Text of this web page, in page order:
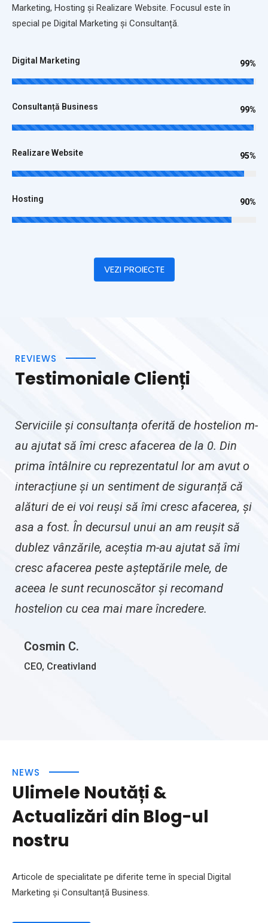
Marketing, Hosting și Realizare Website. Focusul este în
special pe Digital Marketing și Consultanță.
Digital Marketing 99%
Consultanță Business 99%
Realizare Website 95%
Hosting 90%
VEZI PROIECTE
REVIEWS
Testimoniale Clienți
Serviciile și consultanța oferită de hostelion m-
au ajutat să îmi cresc afacerea de la 0. Din
prima întâlnire cu reprezentatul lor am avut o
interacțiune și un sentiment de siguranță că
alături de ei voi reuși să îmi cresc afacerea, și
asa a fost. În decursul unui an am reușit să
dublez vânzările, aceștia m-au ajutat să îmi
cresc afacerea peste așteptările mele, de
aceea le sunt recunoscător și recomand
hostelion cu cea mai mare încredere.
Cosmin C.
CEO, Creativland
NEWS
Ulimele Noutăți &
Actualizări din Blog-ul
nostru
Articole de specialitate pe diferite teme în special Digital
Marketing și Consultanță Business.